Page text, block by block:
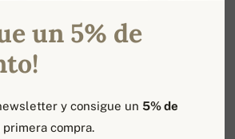
un 5% de
y consigue un5% de
compra.